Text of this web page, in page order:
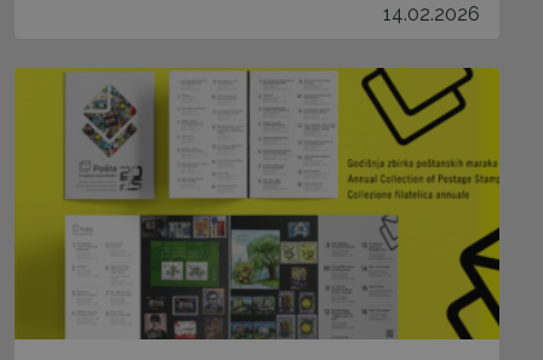
14.02.2026